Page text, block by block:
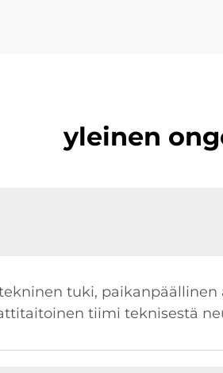
yleinen
tuki,
tiimi teknisestä